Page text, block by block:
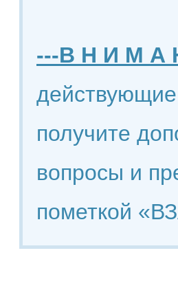
---В Н И М А
действующие
получите
вопросы и
пометкой